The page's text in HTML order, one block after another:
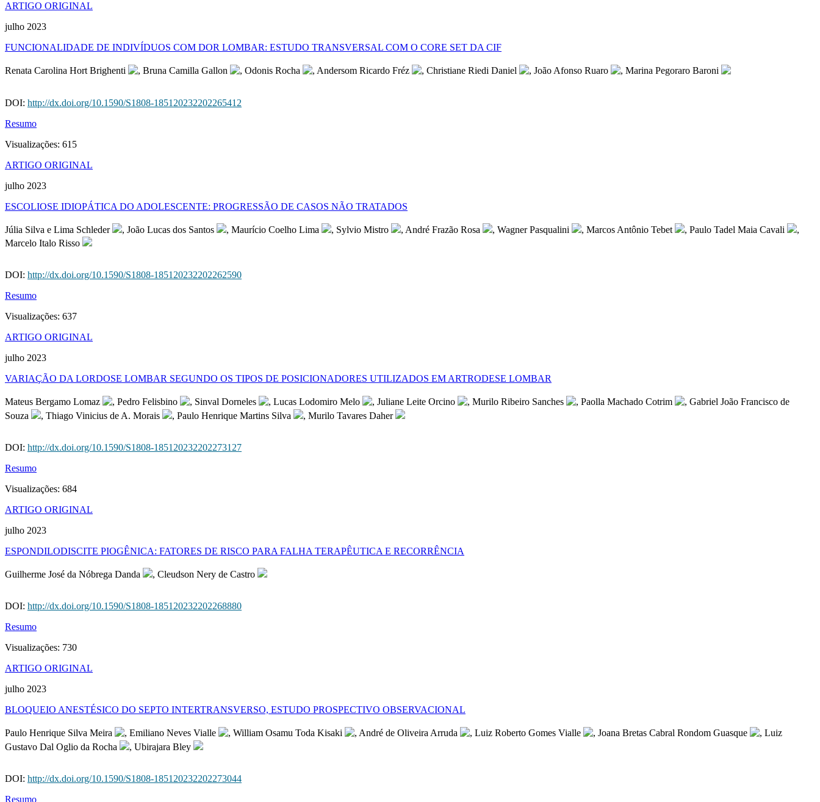
ARTIGO ORIGINAL
julho 2023
FUNCIONALIDADE DE INDIVÍDUOS COM DOR LOMBAR: ESTUDO TRANSVERSAL COM O CORE SET DA CIF
Renata Carolina Hort Brighenti , Bruna Camilla Gallon , Odonis Rocha , Andersom Ricardo Fréz , Christiane Riedi Daniel , João Afonso Ruaro , Marina Pegoraro Baroni
DOI: http://dx.doi.org/10.1590/S1808-185120232202265412
Resumo
Visualizações: 615
ARTIGO ORIGINAL
julho 2023
ESCOLIOSE IDIOPÁTICA DO ADOLESCENTE: PROGRESSÃO DE CASOS NÃO TRATADOS
Júlia Silva e Lima Schleder , João Lucas dos Santos , Maurício Coelho Lima , Sylvio Mistro , André Frazão Rosa , Wagner Pasqualini , Marcos Antônio Tebet , Paulo Tadel Maia Cavali
,
Marcelo Italo Risso
DOI: http://dx.doi.org/10.1590/S1808-185120232202262590
Resumo
Visualizações: 637
ARTIGO ORIGINAL
julho 2023
VARIAÇÃO DA LORDOSE LOMBAR SEGUNDO OS TIPOS DE POSICIONADORES UTILIZADOS EM ARTRODESE LOMBAR
Mateus Bergamo Lomaz , Pedro Felisbino , Sinval Dorneles , Lucas Lodomiro Melo , Juliane Leite Orcino , Murilo Ribeiro Sanches , Paolla Machado Cotrim
, Gabriel João Francisco de
Souza
, Thiago Vinicius de A. Morais , Paulo Henrique Martins Silva , Murilo Tavares Daher
DOI: http://dx.doi.org/10.1590/S1808-185120232202273127
Resumo
Visualizações: 684
ARTIGO ORIGINAL
julho 2023
ESPONDILODISCITE PIOGÊNICA: FATORES DE RISCO PARA FALHA TERAPÊUTICA E RECORRÊNCIA
Guilherme José da Nóbrega Danda , Cleudson Nery de Castro
DOI: http://dx.doi.org/10.1590/S1808-185120232202268880
Resumo
Visualizações: 730
ARTIGO ORIGINAL
julho 2023
BLOQUEIO ANESTÉSICO DO SEPTO INTERTRANSVERSO, ESTUDO PROSPECTIVO OBSERVACIONAL
Paulo Henrique Silva Meira , Emiliano Neves Vialle , William Osamu Toda Kisaki , André de Oliveira Arruda , Luiz Roberto Gomes Vialle , Joana Bretas Cabral Rondom Guasque
, Luiz
Gustavo Dal Oglio da Rocha
, Ubirajara Bley
DOI: http://dx.doi.org/10.1590/S1808-185120232202273044
Resumo